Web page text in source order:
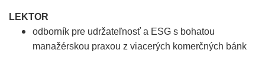
LEKTOR
odborník pre udržateľnosť a ESG s bohatou
manažérskou praxou z viacerých komerčných bánk